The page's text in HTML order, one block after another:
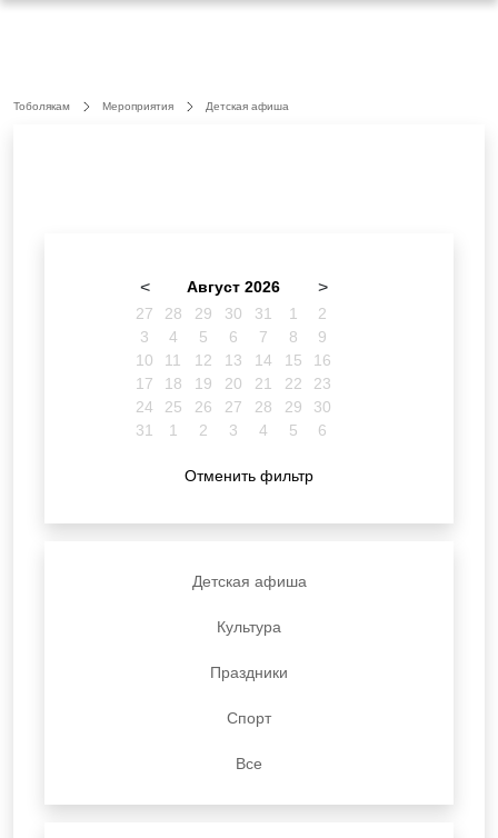
Тоболякам Мероприятия Детская афиша
< Август 2026 >
27 28 29 30 31 1
2
3
4 5 6 7 8
9
10
11 12 13 14 15
16
17
18 19 20 21 22
23
24
25 26 27 28 29
30
31
1 2 3 4 5 6
Отменить фильтр
Детская афиша
Культура
Праздники
Спорт
Все